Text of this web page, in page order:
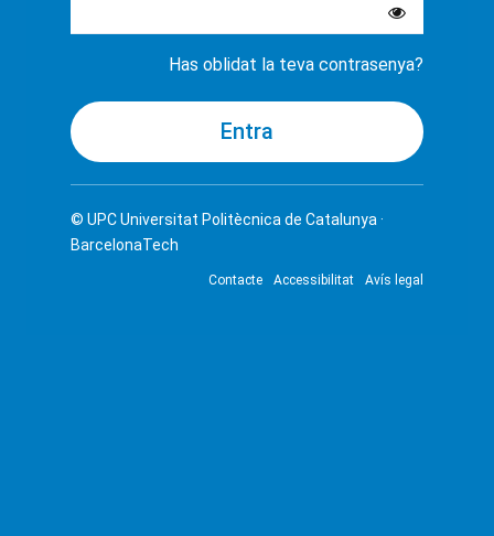
Has oblidat la teva contrasenya?
© UPCUniversitat Politècnica de Catalunya ·
BarcelonaTech
Contacte Accessibilitat Avís legal